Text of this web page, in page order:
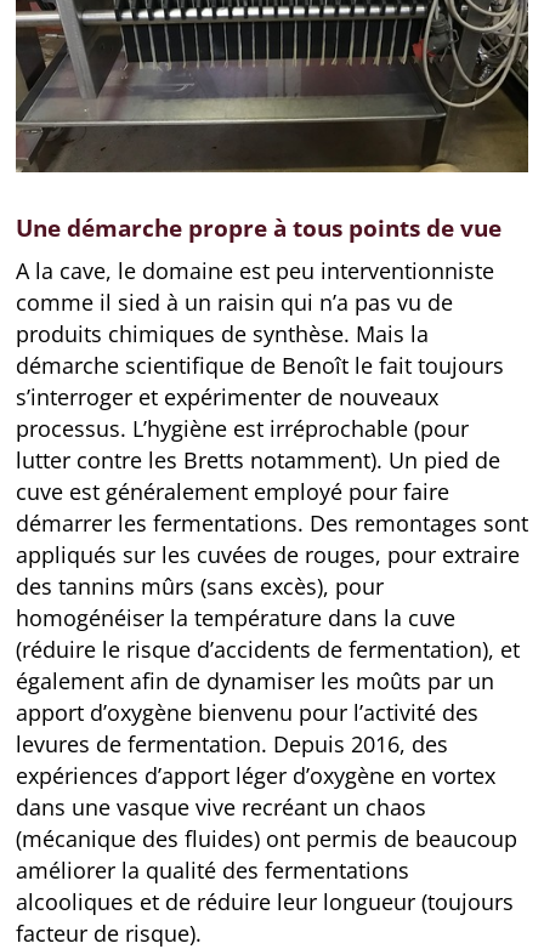
Une démarche propre à tous points de vue
A la cave, le domaine est peu interventionniste
comme il sied à un raisin qui n’a pas vu de
produits chimiques de synthèse. Mais la
démarche scientifique de Benoît le fait toujours
s’interroger et expérimenter de nouveaux
processus. L’hygiène est irréprochable (pour
lutter contre les Bretts notamment). Un pied de
cuve est généralement employé pour faire
démarrer les fermentations. Des remontages sont
appliqués sur les cuvées de rouges, pour extraire
des tannins mûrs (sans excès), pour
homogénéiser la température dans la cuve
(réduire le risque d’accidents de fermentation), et
également afin de dynamiser les moûts par un
apport d’oxygène bienvenu pour l’activité des
levures de fermentation. Depuis 2016, des
expériences d’apport léger d’oxygène en vortex
dans une vasque vive recréant un chaos
(mécanique des fluides) ont permis de beaucoup
améliorer la qualité des fermentations
alcooliques et de réduire leur longueur (toujours
facteur de risque).